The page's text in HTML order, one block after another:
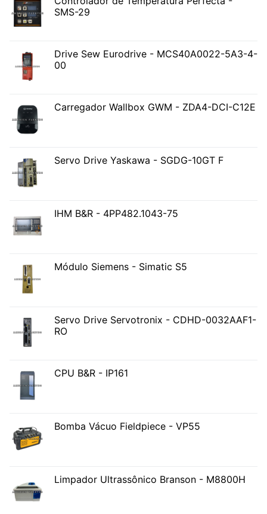
SMS-29
Drive Sew Eurodrive - MCS40A0022-5A3-4-
00
Carregador Wallbox GWM - ZDA4-DCI-C12E
Servo Drive Yaskawa - SGDG-10GT F
IHM B&R - 4PP482.1043-75
Módulo Siemens - Simatic S5
Servo Drive Servotronix - CDHD-0032AAF1-
RO
CPU B&R - IP161
Bomba Vácuo Fieldpiece - VP55
Limpador Ultrassônico Branson - M8800H